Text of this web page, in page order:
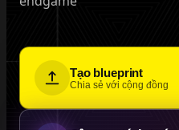
Tạo blueprint
Chia sẻ với cộng đồng